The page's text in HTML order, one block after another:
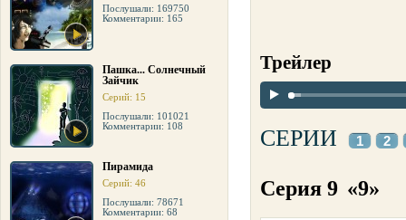
Послушали: 169750
Комментарии: 165
Пашка... Солнечный
Зайчик
Серий: 15
Послушали: 101021
Комментарии: 108
Пирамида
Серий: 46
Послушали: 78671
Комментарии: 68
Трейлер
СЕРИИ 1 2
Серия 9 «9»